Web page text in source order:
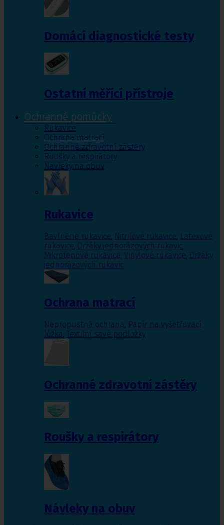
Domácí diagnostické testy
Ostatní měřící přístroje
Ochranné pomůcky
Rukavice
Ochrana matrací
Ochranné zdravotní zástěry
Roušky a respirátory
Návleky na obuv
Rukavice
Bavlněné rukavice, Nitrilové rukavice, Latexové
rukavice, Držáky jednorázových rukavic,
Mikrotenové rukavice, Vinylové rukavice, Držáky
jednorázových rukavic
Ochrana matrací
Nepropustná ochrana, Papír na vyšetřovací
lůžka, Textilní savé podložky
Ochranné zdravotní zástěry
Roušky a respirátory
Návleky na obuv